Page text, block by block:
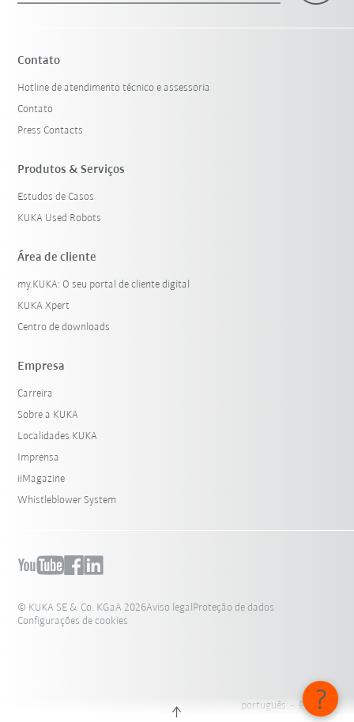
Contato
Hotline de atendimento técnico e assessoria
Contato
Press Contacts
Produtos & Serviços
Estudos de Casos
KUKA Used Robots
Área de cliente
my.KUKA: O seu portal de cliente digital
KUKA Xpert
Centro de downloads
Empresa
Carreira
Sobre a KUKA
Localidades KUKA
Imprensa
iiMagazine
Whistleblower System
© KUKA SE & Co. KGaA 2026Aviso legal Proteção de dados
Configurações de cookies
português - Portugal